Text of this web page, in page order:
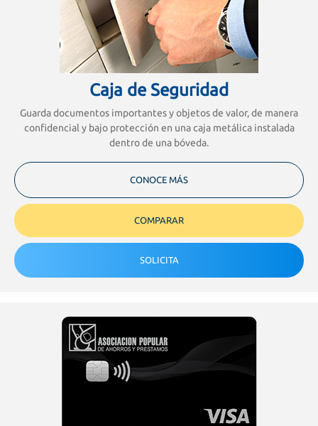
Caja de Seguridad
Guarda documentos importantes y objetos de valor, de manera
confidencial y bajo protección en una caja metálica instalada
dentro de una bóveda.
CONOCE MÁS
COMPARAR
SOLICITA